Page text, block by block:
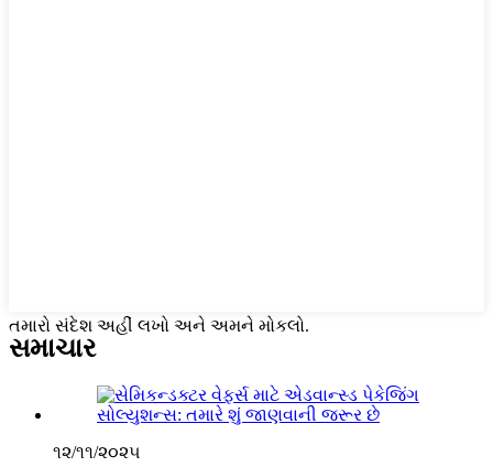
તમારો સંદેશ અહીં લખો અને અમને મોકલો.
સમાચાર
૧૨/૧૧/૨૦૨૫